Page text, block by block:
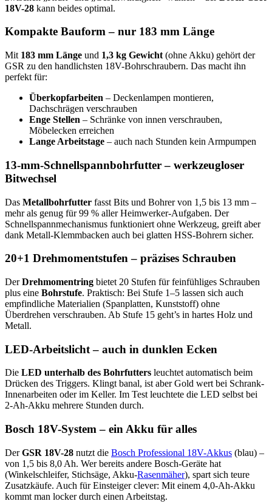
18V-28 kann beides optimal.
Kompakte Bauform – nur 183 mm Länge
Mit 183 mm Länge und 1,3 kg Gewicht (ohne Akku) gehört der
GSR zu den handlichsten 18V-Bohrschraubern. Das macht ihn
perfekt für:
Überkopfarbeiten – Deckenlampen montieren,
Dachschrägen verschrauben
Enge Stellen – Schränke von innen verschrauben,
Möbelecken erreichen
Lange Arbeitstage – auch nach Stunden kein Armpumpen
13-mm-Schnellspannbohrfutter – werkzeugloser
Bitwechsel
Das Metallbohrfutter fasst Bits und Bohrer von 1,5 bis 13 mm –
mehr als genug für 99 % aller Heimwerker-Aufgaben. Der
Schnellspannmechanismus funktioniert ohne Werkzeug, greift aber
dank Metall-Klemmbacken auch bei glatten HSS-Bohrern sicher.
20+1 Drehmomentstufen – präzises Schrauben
DerDrehmomentring bietet 20 Stufen für feinfühliges Schrauben
plus eine Bohrstufe. Praktisch: Bei Stufe 1–5 lassen sich auch
empfindliche Materialien (Spanplatten, Kunststoff) ohne
Überdrehen verschrauben. Ab Stufe 15 geht’s in hartes Holz und
Metall.
LED-Arbeitslicht – auch in dunklen Ecken
Die LED unterhalb des Bohrfutters leuchtet automatisch beim
Drücken des Triggers. Klingt banal, ist aber Gold wert bei Schrank-
Innenarbeiten oder im Keller. Im Test leuchtete die LED selbst bei
2-Ah-Akku mehrere Stunden durch.
Bosch 18V-System – ein Akku für alles
DerGSR 18V-28 nutzt die Bosch Professional 18V-Akkus (blau) –
von 1,5 bis 8,0 Ah. Wer bereits andere Bosch-Geräte hat
(Winkelschleifer, Stichsäge, Akku-Rasenmäher), spart sich teure
Zusatzkäufe. Auch für Einsteiger clever: Mit einem 4,0-Ah-Akku
kommt man locker durch einen Arbeitstag.